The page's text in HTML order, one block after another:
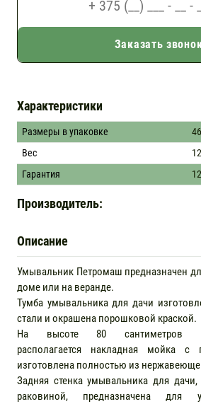
Заказать
Описание
Умывальник Петромаш предназначен
доме или на веранде.
Тумба умывальника для дачи
стали и окрашена порошковой краской.
На высоте 80 сантиметров
располагается накладная мойка с
изготовлена полностью из
Задняя стенка умывальника для
раковиной, предназначена для
Характеристики
Размеры в упаковке
Вес
12
Гарантия
Производитель: